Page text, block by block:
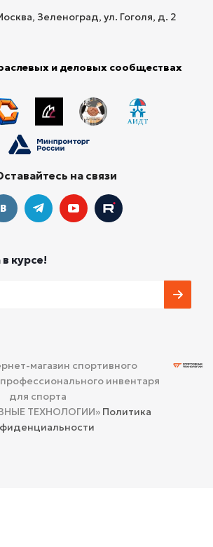
Зеленоград, ул. Гоголя, д. 2
и деловых сообществах
на связи
курсе!
магазин спортивного
инвентаря
для спорта
ТЕХНОЛОГИИ» Политика